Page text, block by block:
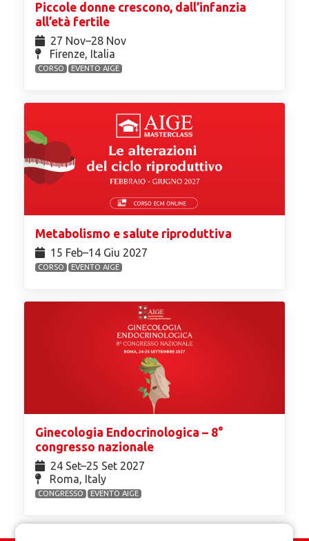
Piccole donne crescono, dall’infanzia
all’età fertile
27 Nov⁠–28 Nov
Firenze, Italia
CORSO EVENTO AIGE
Metabolismo e salute riproduttiva
15 Feb⁠–14 Giu 2027
CORSO EVENTO AIGE
Ginecologia Endocrinologica – 8°
congresso nazionale
24 Set⁠–25 Set 2027
Roma, Italy
CONGRESSO EVENTO AIGE